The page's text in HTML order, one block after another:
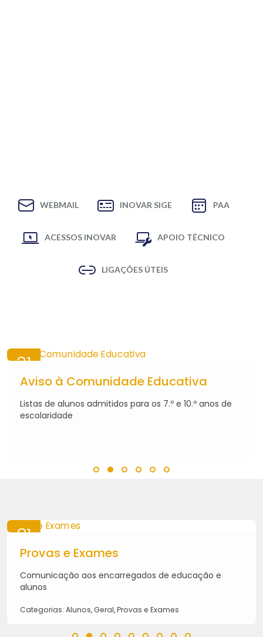
WEBMAIL INOVAR SIGE PAA
ACESSOS INOVAR APOIO TÉCNICO
LIGAÇÕES ÚTEIS
31
JUL
2026
Aviso à Comunidade Educativa
Listas de alunos admitidos para os 7.º e 10.º anos de
escolaridade
21
MAI
2026
Provas e Exames
Comunicação aos encarregados de educação e
alunos
Categorias: Alunos, Geral, Provas e Exames